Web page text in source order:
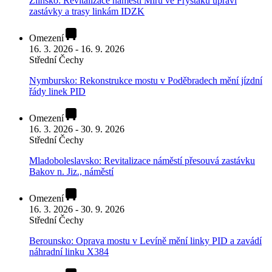
zastávky a trasy linkám IDZK
Omezení
16. 3. 2026 - 16. 9. 2026
Střední Čechy
Nymbursko: Rekonstrukce mostu v Poděbradech mění jízdní
řády linek PID
Omezení
16. 3. 2026 - 30. 9. 2026
Střední Čechy
Mladoboleslavsko: Revitalizace náměstí přesouvá zastávku
Bakov n. Jiz., náměstí
Omezení
16. 3. 2026 - 30. 9. 2026
Střední Čechy
Berounsko: Oprava mostu v Levíně mění linky PID a zavádí
náhradní linku X384